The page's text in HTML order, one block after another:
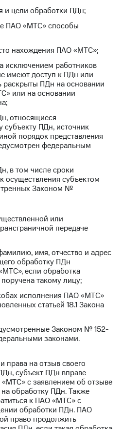
и цели обработки ПДн;
ПАО «МТС» способы
нахождения ПАО «МТС»;
исключением работников
имеют доступ к ПДн или
раскрыты ПДн на основании
или на основании
относящиеся
субъекту ПДн, источник
порядок представления
федеральным
в том числе сроки
осуществления субъектом
Законом №
или
передаче
имя, отчество и адрес
обработку ПДн
если обработка
такому лицу;
исполнения ПАО «МТС»
статьей 18.1 Закона
Законом № 152-
законами.
права на отзыв своего
субъект ПДн вправе
с заявлением об отзыве
обработку ПДн. Также
к ПАО «МТС» с
обработки ПДн. ПАО
право продолжить